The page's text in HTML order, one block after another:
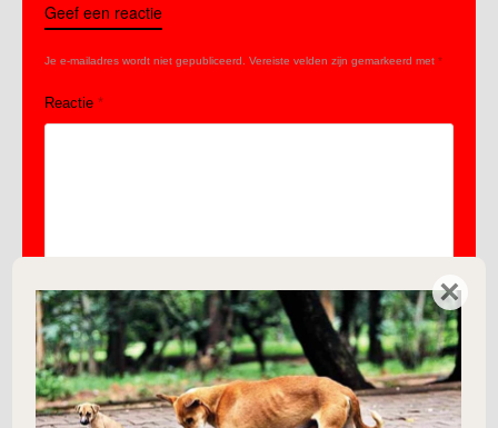
Geef een reactie
Je e-mailadres wordt niet gepubliceerd. Vereiste velden zijn gemarkeerd met *
Reactie *
Naam*
×